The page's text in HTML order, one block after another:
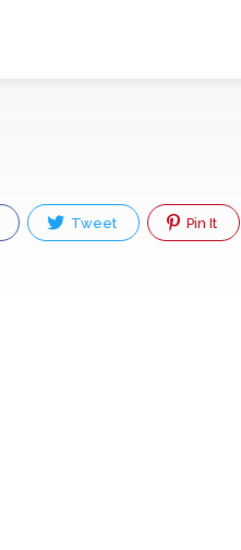
Tweet Pin It